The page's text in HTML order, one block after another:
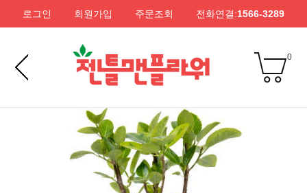
로그인 회원가입 주문조회 전화연결:1566-3289
0